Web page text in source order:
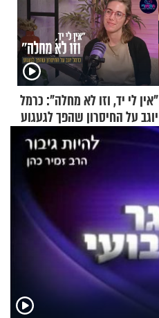
"אין לי יד, וזו לא מחלה": כרמל
יוגב על החיסרון שהפך לגעגוע